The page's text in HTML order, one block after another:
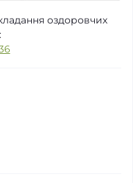
оздоровчих